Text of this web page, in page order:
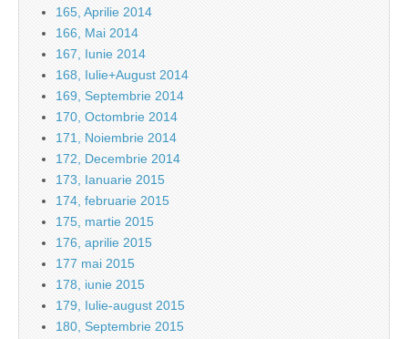
165, Aprilie 2014
166, Mai 2014
167, Iunie 2014
168, Iulie+August 2014
169, Septembrie 2014
170, Octombrie 2014
171, Noiembrie 2014
172, Decembrie 2014
173, Ianuarie 2015
174, februarie 2015
175, martie 2015
176, aprilie 2015
177 mai 2015
178, iunie 2015
179, Iulie-august 2015
180, Septembrie 2015